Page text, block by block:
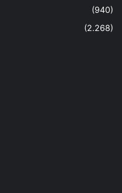
(940)
(2.268)